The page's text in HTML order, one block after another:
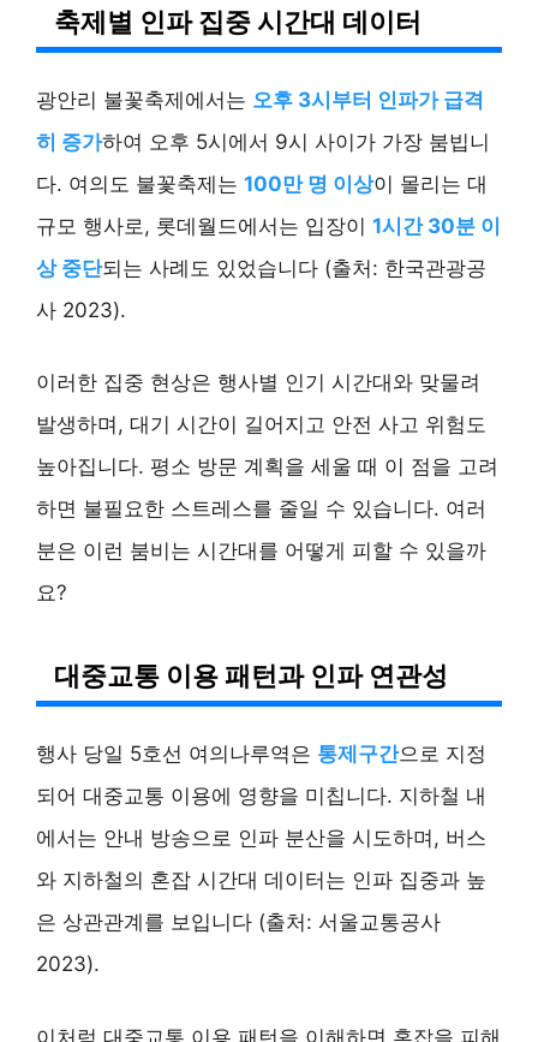
축제별 인파 집중 시간대 데이터
광안리 불꽃축제에서는 오후 3시부터 인파가 급격
히 증가하여 오후 5시에서 9시 사이가 가장 붐빕니
다. 여의도 불꽃축제는 100만 명 이상이 몰리는 대
규모 행사로, 롯데월드에서는 입장이 1시간 30분 이
상 중단되는 사례도 있었습니다 (출처: 한국관광공
사 2023).
이러한 집중 현상은 행사별 인기 시간대와 맞물려
발생하며, 대기 시간이 길어지고 안전 사고 위험도
높아집니다. 평소 방문 계획을 세울 때 이 점을 고려
하면 불필요한 스트레스를 줄일 수 있습니다. 여러
분은 이런 붐비는 시간대를 어떻게 피할 수 있을까
요?
대중교통 이용 패턴과 인파 연관성
행사 당일 5호선 여의나루역은 통제구간으로 지정
되어 대중교통 이용에 영향을 미칩니다. 지하철 내
에서는 안내 방송으로 인파 분산을 시도하며, 버스
와 지하철의 혼잡 시간대 데이터는 인파 집중과 높
은 상관관계를 보입니다 (출처: 서울교통공사
2023).
이처럼 대중교통 이용 패턴을 이해하면 혼잡을 피해